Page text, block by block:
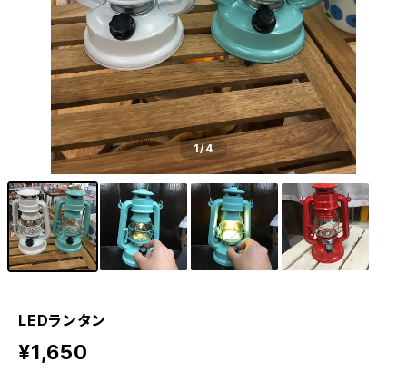
1/4
LEDランタン
¥1,650